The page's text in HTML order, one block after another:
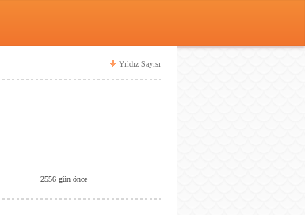
Yıldız Sayısı
2556 gün önce